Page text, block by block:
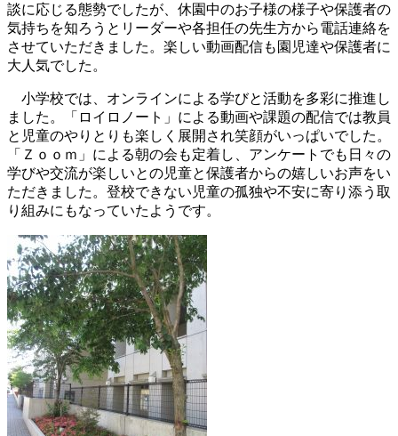
談に応じる態勢でしたが、休園中のお子様の様子や保護者の
気持ちを知ろうとリーダーや各担任の先生方から電話連絡を
させていただきました。楽しい動画配信も園児達や保護者に
大人気でした。
小学校では、オンラインによる学びと活動を多彩に推進し
ました。「ロイロノート」による動画や課題の配信では教員
と児童のやりとりも楽しく展開され笑顔がいっぱいでした。
「Ｚｏｏｍ」による朝の会も定着し、アンケートでも日々の
学びや交流が楽しいとの児童と保護者からの嬉しいお声をい
ただきました。登校できない児童の孤独や不安に寄り添う取
り組みにもなっていたようです。